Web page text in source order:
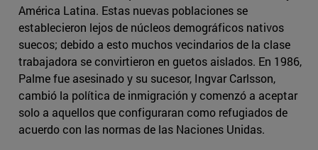
América Latina. Estas nuevas poblaciones se
establecieron lejos de núcleos demográficos nativos
suecos; debido a esto muchos vecindarios de la clase
trabajadora se convirtieron en guetos aislados. En 1986,
Palme fue asesinado y su sucesor, Ingvar Carlsson,
cambió la política de inmigración y comenzó a aceptar
solo a aquellos que configuraran como refugiados de
acuerdo con las normas de las Naciones Unidas.